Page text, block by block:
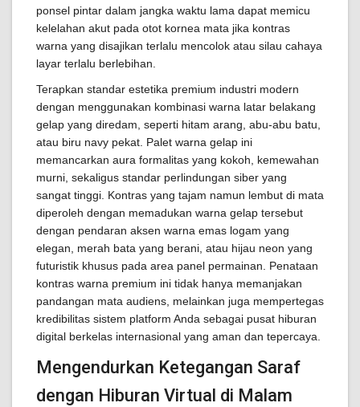
ponsel pintar dalam jangka waktu lama dapat memicu
kelelahan akut pada otot kornea mata jika kontras
warna yang disajikan terlalu mencolok atau silau cahaya
layar terlalu berlebihan.
Terapkan standar estetika premium industri modern
dengan menggunakan kombinasi warna latar belakang
gelap yang diredam, seperti hitam arang, abu-abu batu,
atau biru navy pekat. Palet warna gelap ini
memancarkan aura formalitas yang kokoh, kemewahan
murni, sekaligus standar perlindungan siber yang
sangat tinggi. Kontras yang tajam namun lembut di mata
diperoleh dengan memadukan warna gelap tersebut
dengan pendaran aksen warna emas logam yang
elegan, merah bata yang berani, atau hijau neon yang
futuristik khusus pada area panel permainan. Penataan
kontras warna premium ini tidak hanya memanjakan
pandangan mata audiens, melainkan juga mempertegas
kredibilitas sistem platform Anda sebagai pusat hiburan
digital berkelas internasional yang aman dan tepercaya.
Mengendurkan Ketegangan Saraf
dengan Hiburan Virtual di Malam